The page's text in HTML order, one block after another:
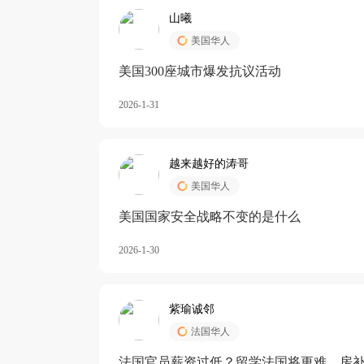
山曦
美国华人
美国300座城市爆发抗议活动
2026-1-31
越来越好的涛哥
美国华人
美国国家安全战略不变的是什么
2026-1-30
紫瑜诚邻
法国华人